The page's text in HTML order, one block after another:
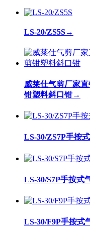
LS-20/ZS5S→
威莱仕气剪厂家
钳塑料斜口钳→
LS-30/ZS7P手按
LS-30/S7P手按式
LS-30/F9P手按式